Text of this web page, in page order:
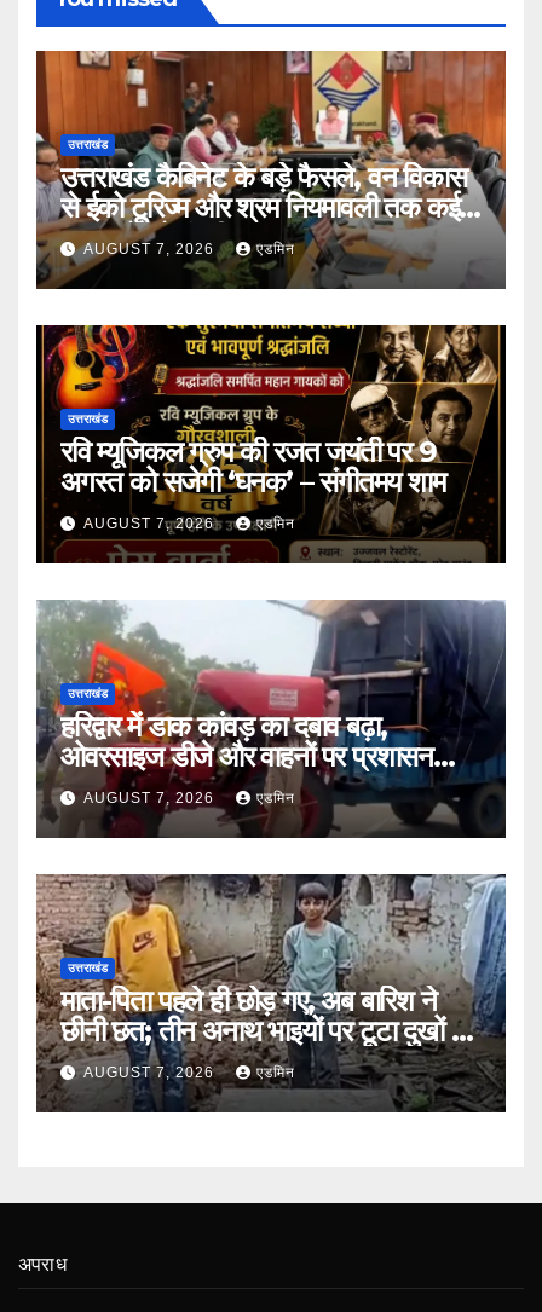
उत्तराखंड
उत्तराखंड कैबिनेट के बड़े फैसले, वन विकास
से ईको टूरिज्म और श्रम नियमावली तक कई
प्रस्तावों को मंजूरी
AUGUST 7, 2026 एडमिन
उत्तराखंड
रवि म्यूजिकल ग्रुप की रजत जयंती पर 9
अगस्त को सजेगी ‘घनक’ – संगीतमय शाम
AUGUST 7, 2026 एडमिन
उत्तराखंड
हरिद्वार में डाक कांवड़ का दबाव बढ़ा,
ओवरसाइज डीजे और वाहनों पर प्रशासन
सख्तAUGUST 7, 2026 एडमिन
उत्तराखंड
माता-पिता पहले ही छोड़ गए, अब बारिश ने
छीनी छत; तीन अनाथ भाइयों पर टूटा दुखों का
पहाड़AUGUST 7, 2026 एडमिन
अपराध